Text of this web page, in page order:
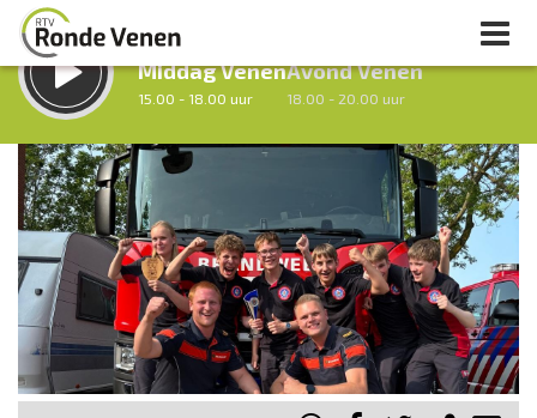
LUISTER LIVE:
Middag Venen
15.00 - 18.00 uur
Avond Venen
18.00 - 20.00 uur
Vorig uur uur 1 van 0 Volgend uur
Inklappen